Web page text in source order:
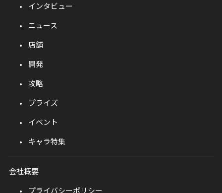
インタビュー
ニュース
店舗
開発
攻略
プライズ
イベント
キャラ特集
会社概要
プライバシーポリシー